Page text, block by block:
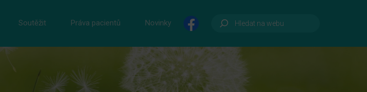
Soutěžit Práva pacientů Novinky